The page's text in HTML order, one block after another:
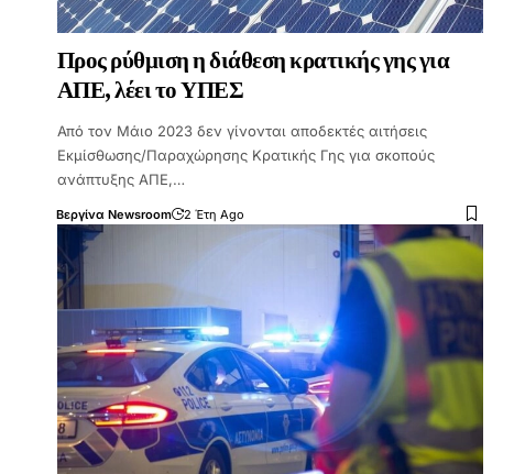
Προς ρύθμιση η διάθεση κρατικής γης για
ΑΠΕ, λέει το ΥΠΕΣ
Από τον Μάιο 2023 δεν γίνονται αποδεκτές αιτήσεις
Εκμίσθωσης/Παραχώρησης Κρατικής Γης για σκοπούς
ανάπτυξης ΑΠΕ,…
Βεργίνα Newsroom 2 Έτη Ago